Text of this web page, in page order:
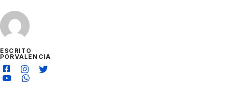
ESCRITO
PORVALENCIA